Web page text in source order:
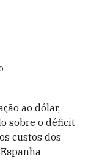
.
ao dólar,
sobre o déficit
custos dos